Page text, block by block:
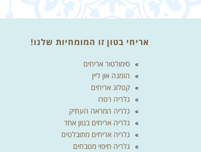
אריחי בטון זו המומחיות שלנו!
סימולטור אריחים
הזמנה און ליין
קטלוג אריחים
גלריה רטרו
גלריה המראה העתיק
גלריה אריחים בגוון אחד
גלריה אריחים מתובלטים
גלריה חיפוי מטבחים